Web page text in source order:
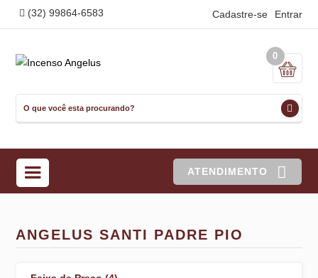
Entrar
Cadastre-se
(32) 99864-6583
0
ATENDIMENTO
ANGELUS SANTI PADRE PIO